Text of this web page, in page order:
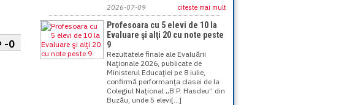
-0
2026-07-09 citeste mai mult
Profesoara cu 5 elevi de 10 la
Evaluare şi alţi 20 cu note peste
9
Rezultatele finale ale Evaluării
Naţionale 2026, publicate de
Ministerul Educaţiei pe 8 iulie,
confirmă performanţa clasei de la
Colegiul Naţional „B.P. Hasdeu” din
Buzău, unde 5 elevi[...]